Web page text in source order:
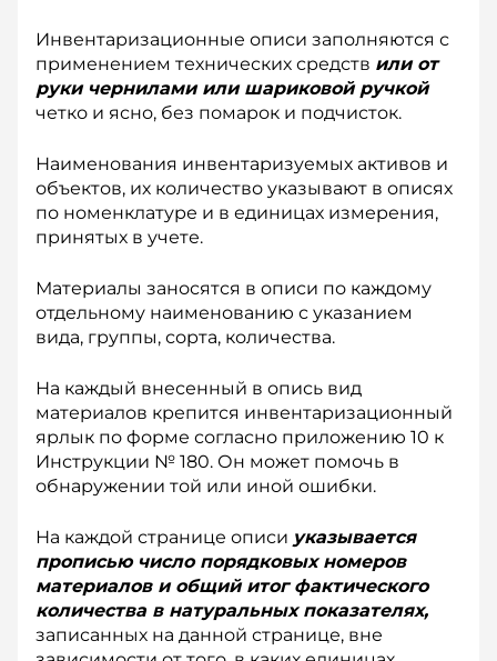
Инвентаризационные описи заполняются с
применением технических средств или от
руки чернилами или шариковой ручкой
четко и ясно, без помарок и подчисток.
Наименования инвентаризуемых активов и
объектов, их количество указывают в описях
по номенклатуре и в единицах измерения,
принятых в учете.
Материалы заносятся в описи по каждому
отдельному наименованию с указанием
вида, группы, сорта, количества.
На каждый внесенный в опись вид
материалов крепится инвентаризационный
ярлык по форме согласно приложению 10 к
Инструкции № 180. Он может помочь в
обнаружении той или иной ошибки.
На каждой странице описи указывается
прописью число порядковых номеров
материалов и общий итог фактического
количества в натуральных показателях,
записанных на данной странице, вне